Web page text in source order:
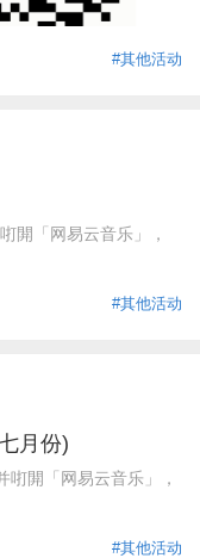
#其他活动
閞「网易云音乐」，
#其他活动
月份)
閞「网易云音乐」，
#其他活动